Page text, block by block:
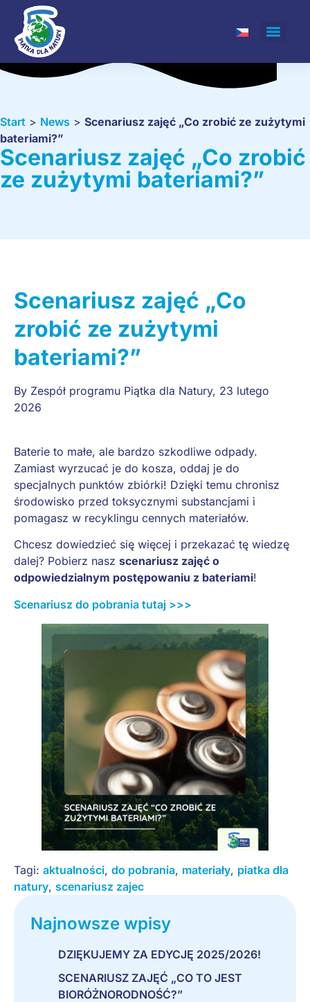
Start > News > Scenariusz zajęć „Co zrobić ze zużytymi
bateriami?”
Scenariusz zajęć „Co zrobić
ze zużytymi bateriami?”
Scenariusz zajęć „Co
zrobić ze zużytymi
bateriami?”
By Zespół programu Piątka dla Natury, 23 lutego
2026
Baterie to małe, ale bardzo szkodliwe odpady.
Zamiast wyrzucać je do kosza, oddaj je do
specjalnych punktów zbiórki! Dzięki temu chronisz
środowisko przed toksycznymi substancjami i
pomagasz w recyklingu cennych materiałów.
Chcesz dowiedzieć się więcej i przekazać tę wiedzę
dalej? Pobierz nasz scenariusz zajęć o
odpowiedzialnym postępowaniu z bateriami!
Scenariusz do pobrania tutaj >>>
Tagi: aktualności, do pobrania, materiały, piatka dla
natury, scenariusz zajec
Najnowsze wpisy
DZIĘKUJEMY ZA EDYCJĘ 2025/2026!
SCENARIUSZ ZAJĘĆ „CO TO JEST
BIORÓŻNORODNOŚĆ?”